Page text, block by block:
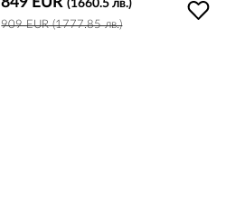
(1660.5 лв.)
909 EUR (1777.85 лв.)